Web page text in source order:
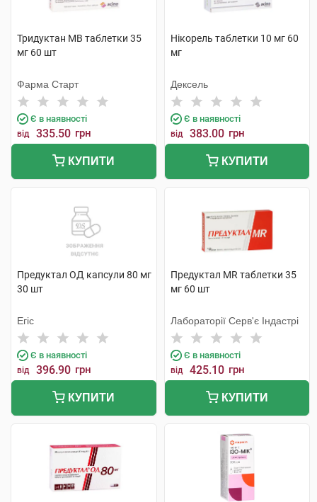
Тридуктан МВ таблетки 35
мг 60 шт
Фарма Старт
Є в наявності
від 335.50 грн
КУПИТИ
Нікорель таблетки 10 мг 60
мг
Дексель
Є в наявності
від 383.00 грн
КУПИТИ
Предуктал ОД капсули 80 мг
30 шт
Егіс
Є в наявності
від 396.90 грн
КУПИТИ
Предуктал MR таблетки 35
мг 60 шт
Лабораторії Серв'є Індастрі
Є в наявності
від 425.10 грн
КУПИТИ